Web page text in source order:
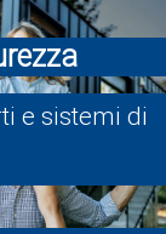
e sistemi di